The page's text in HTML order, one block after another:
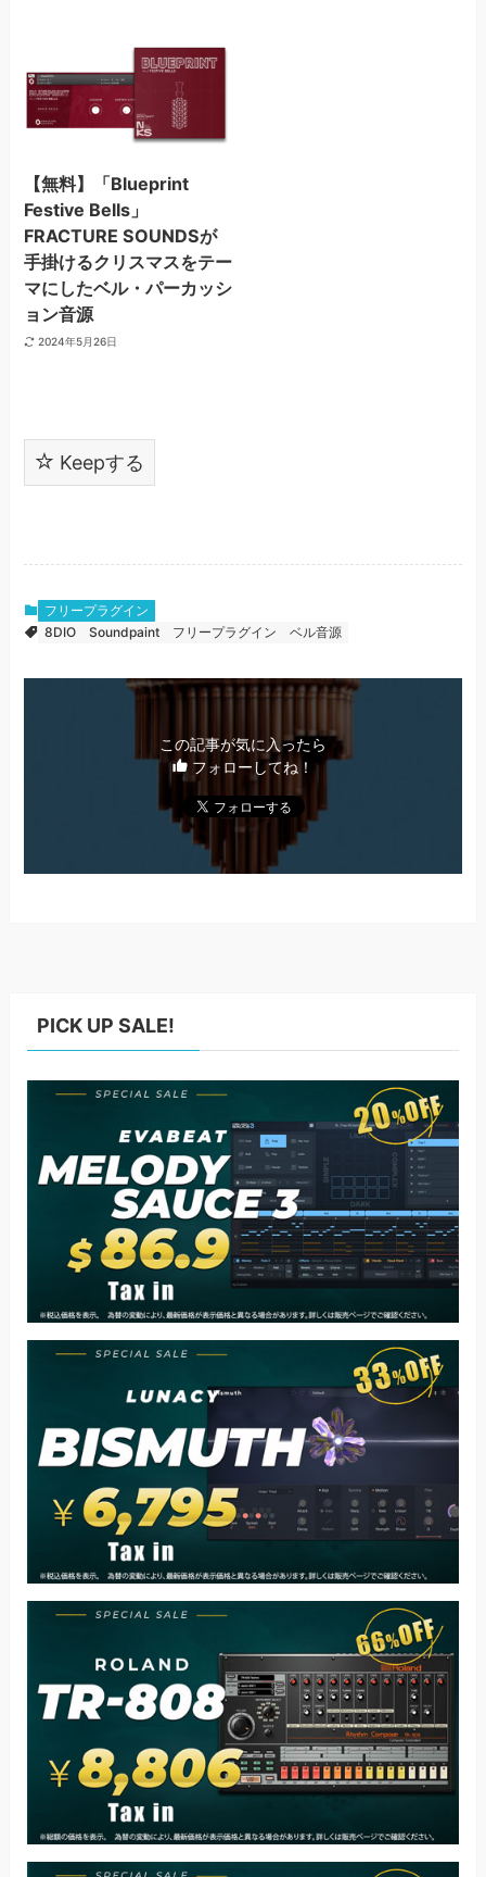
【無料】「Blueprint
Festive Bells」
FRACTURE SOUNDSが
手掛けるクリスマスをテー
マにしたベル・パーカッシ
ョン音源
2024年5月26日
Keepする
フリープラグイン
8DIO
Soundpaint フリープラグイン ベル音源
この記事が気に入ったら
フォローしてね！
PICK UP SALE!